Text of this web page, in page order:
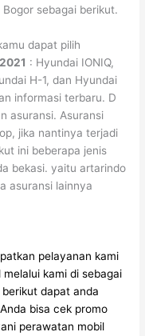
sebagai berikut.
dapat pilih
: Hyundai IONIQ,
H-1, dan Hyundai
informasi terbaru. D
asuransi. Asuransi
jika nantinya terjadi
ini beberapa jenis
bekasi. yaitu artarindo
asuransi lainnya
pelayanan kami
kami di sebagai
dapat anda
Anda bisa cek promo
perawatan mobil